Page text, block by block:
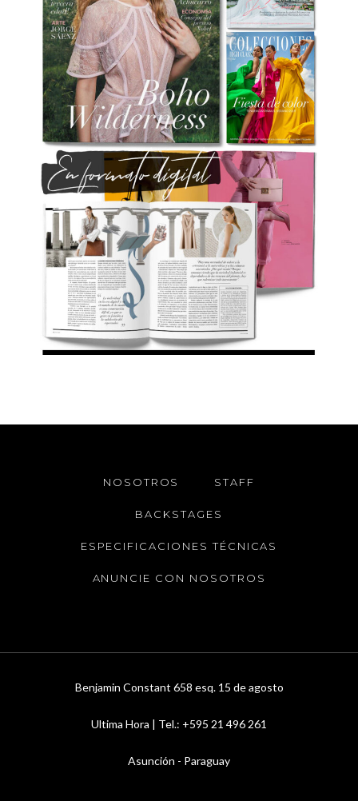
NOSOTROS STAFF
BACKSTAGES
ESPECIFICACIONES TÉCNICAS
ANUNCIE CON NOSOTROS
Benjamin Constant 658 esq. 15 de agosto
Ultima Hora | Tel.: +595 21 496 261
Asunción - Paraguay